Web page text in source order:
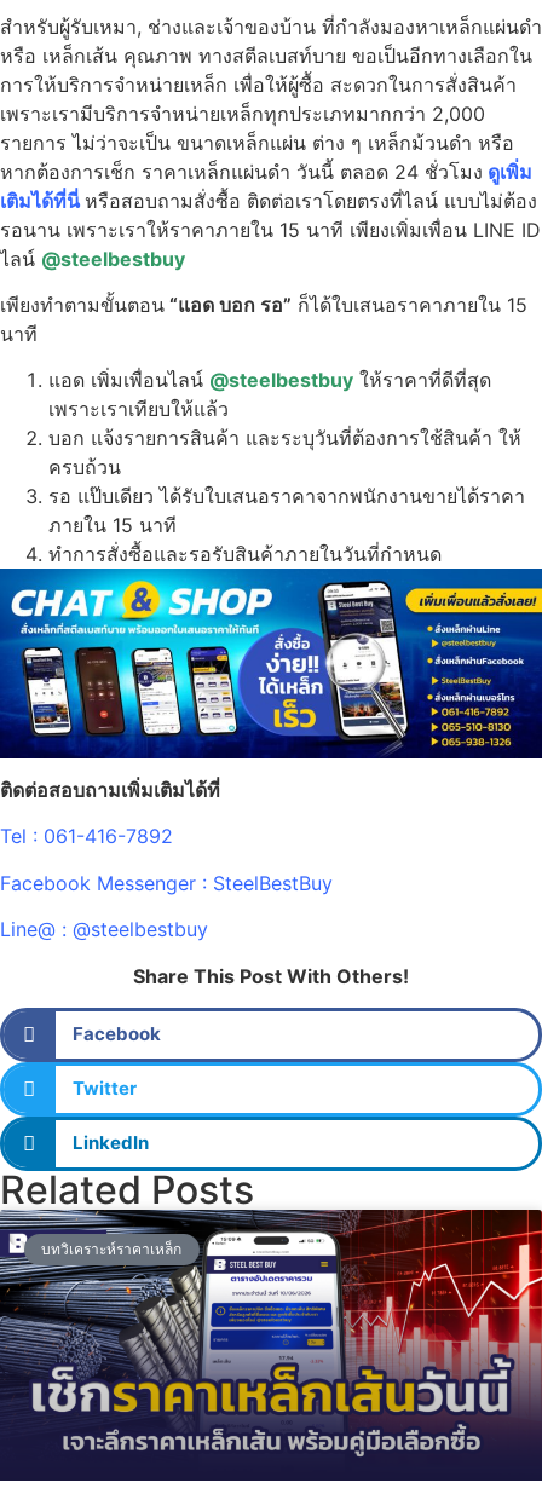
สำหรับผู้รับเหมา, ช่างและเจ้าของบ้าน ที่กำลังมองหาเหล็กแผ่นดำ
หรือ เหล็กเส้น คุณภาพ ทางสตีลเบสท์บาย ขอเป็นอีกทางเลือกใน
การให้บริการจำหน่ายเหล็ก เพื่อให้ผู้ซื้อ สะดวกในการสั่งสินค้า
เพราะเรามีบริการจำหน่ายเหล็กทุกประเภทมากกว่า 2,000
รายการ ไม่ว่าจะเป็น ขนาดเหล็กแผ่น ต่าง ๆ เหล็กม้วนดำ หรือ
หากต้องการเช็ก ราคาเหล็กแผ่นดำ วันนี้ ตลอด 24 ชั่วโมง ดูเพิ่ม
เติมได้ที่นี่ หรือสอบถามสั่งซื้อ ติดต่อเราโดยตรงที่ไลน์ แบบไม่ต้อง
รอนาน เพราะเราให้ราคาภายใน 15 นาที เพียงเพิ่มเพื่อน LINE ID
ไลน์ @steelbestbuy
เพียงทำตามขั้นตอน “แอด บอก รอ” ก็ได้ใบเสนอราคาภายใน 15
นาที
แอด เพิ่มเพื่อนไลน์ @steelbestbuy ให้ราคาที่ดีที่สุด
เพราะเราเทียบให้แล้ว
บอก แจ้งรายการสินค้า และระบุวันที่ต้องการใช้สินค้า ให้
ครบถ้วน
รอ แป๊บเดียว ได้รับใบเสนอราคาจากพนักงานขายได้ราคา
ภายใน 15 นาที
ทำการสั่งซื้อและรอรับสินค้าภายในวันที่กำหนด
ติดต่อสอบถามเพิ่มเติมได้ที่
Tel : 061-416-7892
Facebook Messenger : SteelBestBuy
Line@ : @steelbestbuy
Share This Post With Others!
Facebook
Twitter
LinkedIn
Related Posts
บทวิเคราะห์ราคาเหล็ก